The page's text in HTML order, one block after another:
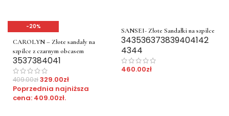
-20%
CAROLYN – Złote sandały na
szpilce z czarnym obcasem
3537384041
409.00zł329.00zł
Poprzednia najniższa
cena: 409.00zł.
SANSEI- Złote Sandałki na szpilce
343536373839404142
4344
460.00zł